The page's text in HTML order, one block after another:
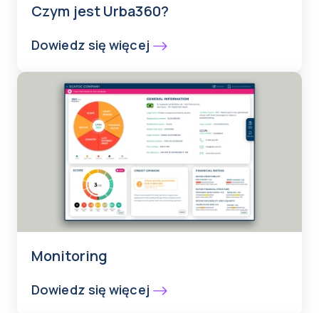
Czym jest Urba360?
Dowiedz się więcej
Monitoring
Dowiedz się więcej